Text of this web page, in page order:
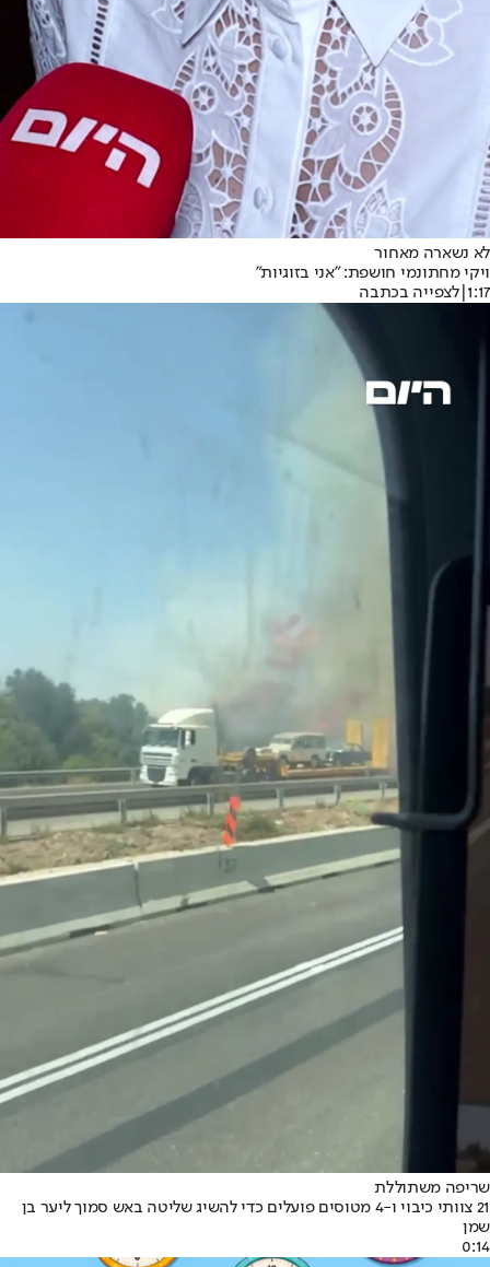
לא נשארה מאחור
ויקי מחתונמי חושפת: ״אני בזוגיות״
1:17
|לצפייה בכתבה
שריפה משתוללת
21 צוותי כיבוי ו-4 מטוסים פועלים כדי להשיג שליטה באש סמוך ליער בן
שמן
0:14